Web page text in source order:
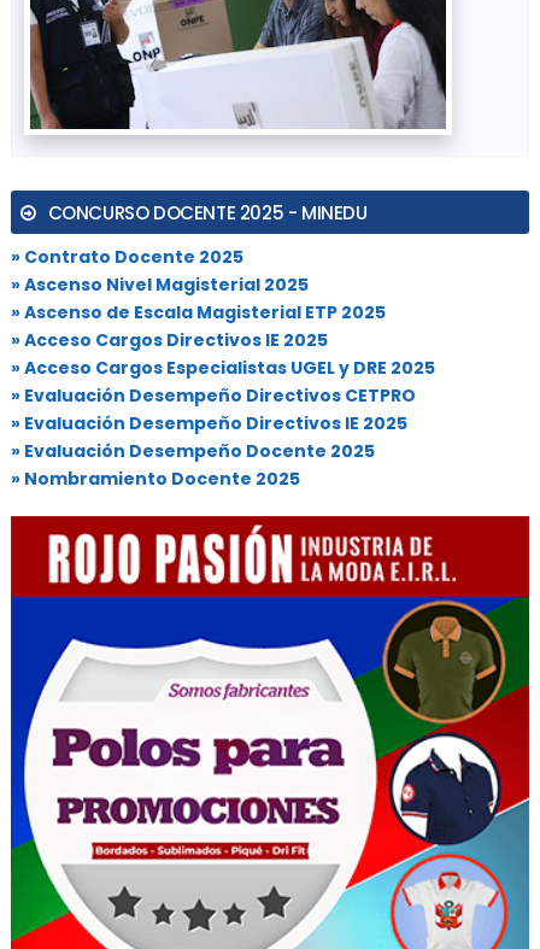
CONCURSO DOCENTE 2025 - MINEDU
» Contrato Docente 2025
» Ascenso Nivel Magisterial 2025
» Ascenso de Escala Magisterial ETP 2025
» Acceso Cargos Directivos IE 2025
» Acceso Cargos Especialistas UGEL y DRE 2025
» Evaluación Desempeño Directivos CETPRO
» Evaluación Desempeño Directivos IE 2025
» Evaluación Desempeño Docente 2025
» Nombramiento Docente 2025